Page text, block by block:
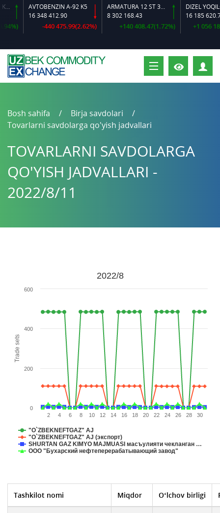
AVTOBENZIN A-92 K5
16 348 412.90
-440 475.99(2.62%)
ARMATURA 12 ST 35 GS O‘LCHAMLI
8 302 168.43
+140 408.47(1.72%)
DIZEL YOQILG‘ISI
16 185 620.72
+1 056
Bosh sahifa
Birja savdolari
Tovarlarni savdolarga qo'yish jadvallari
TOVARLARNI SAVDOLARGA
QO'YISH JADVALLARI -
2022/8/11
Trade sets
2022/8
"O`ZBEKNEFTGAZ" AJ
"O`ZBEKNEFTGAZ" AJ (экспорт)
SHURTAN GAZ KIMYO MAJMUASI масъулияти чекланган …
ООО "Бухарский нефтеперерабатывающий завод"
2 4 6 8 10 12 14 16 18 20 22 24 26 28 30
0
200
400
600
Tashkilot nomi Miqdor O‘lchov birligi